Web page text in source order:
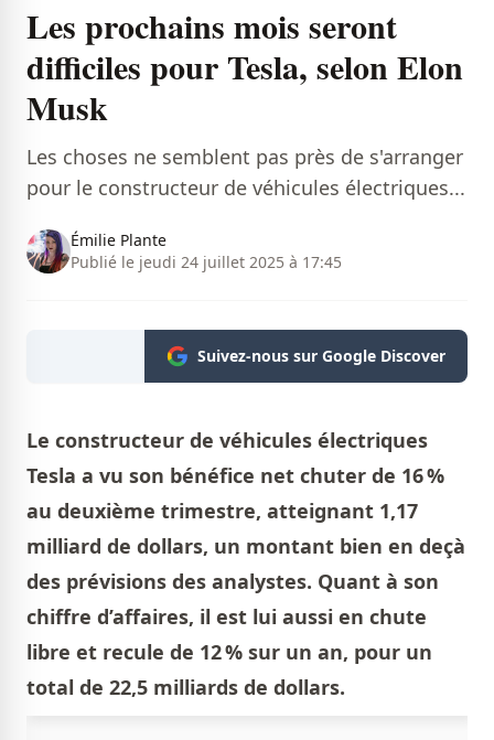
Les prochains mois seront
difficiles pour Tesla, selon Elon
Musk
Les choses ne semblent pas près de s'arranger
pour le constructeur de véhicules électriques...
Émilie Plante
Publié le jeudi 24 juillet 2025 à 17:45
Suivez-nous sur Google Discover
Le constructeur de véhicules électriques
Tesla a vu son bénéfice net chuter de 16 %
au deuxième trimestre, atteignant 1,17
milliard de dollars, un montant bien en deçà
des prévisions des analystes. Quant à son
chiffre d’affaires, il est lui aussi en chute
libre et recule de 12 % sur un an, pour un
total de 22,5 milliards de dollars.